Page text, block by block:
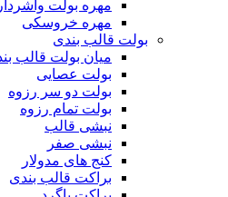
مهره بولت واشردار
مهره خروسکی
بولت قالب بندی
میان بولت قالب
بولت عصایی
بولت دو سر رزوه
بولت تمام رزوه
نبشی قالب
نبشی صفر
کنج های مدولار
براکت قالب بندی